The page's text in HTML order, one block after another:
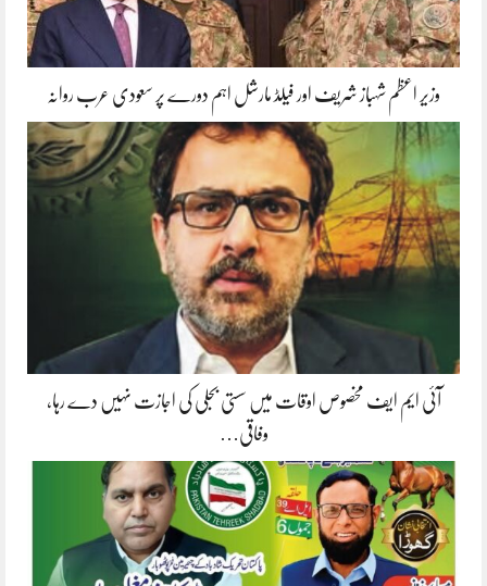
وزیر اعظم شہباز شریف اور فیلڈ مارشل اہم دورے پر سعودی عرب روانہ
آئی ایم ایف مخصوص اوقات میں سستی بجلی کی اجازت نہیں دے رہا،
وفاقی…